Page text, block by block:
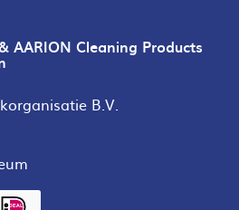
AARION Cleaning Products
B.V.